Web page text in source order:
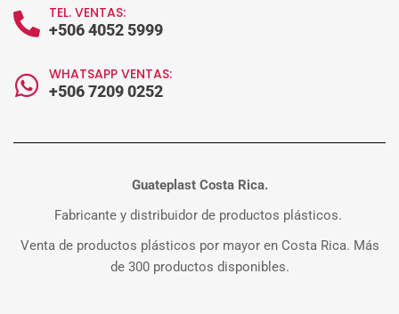
TEL. VENTAS:
+506 4052 5999
WHATSAPP VENTAS:
+506 7209 0252
Guateplast Costa Rica.
Fabricante y distribuidor de productos plásticos.
Venta de productos plásticos por mayor en Costa Rica. Más
de 300 productos disponibles.